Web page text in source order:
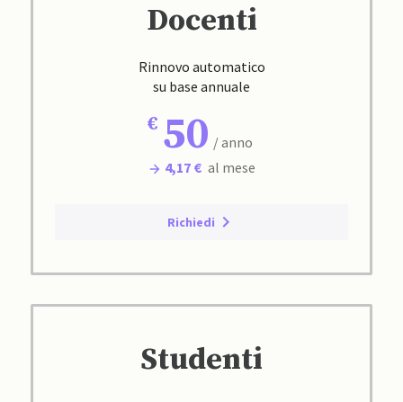
Docenti
Rinnovo automatico
su base annuale
50 / anno
4,17 € al mese
Richiedi
Studenti